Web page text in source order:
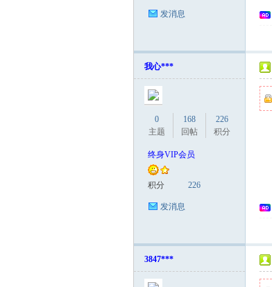
发消息
我心***
0
主题
168
回帖
226
积分
终身VIP会员
积分 226
发消息
3847***